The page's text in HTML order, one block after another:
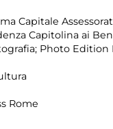
Capitale
Capitolina ai
Photo Edition
Rome